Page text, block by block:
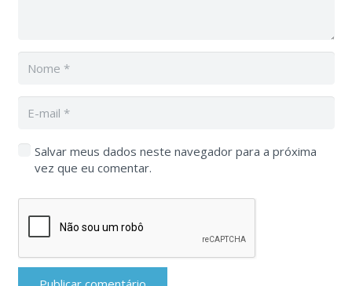
Salvar meus dados neste navegador para a próxima
vez que eu comentar.